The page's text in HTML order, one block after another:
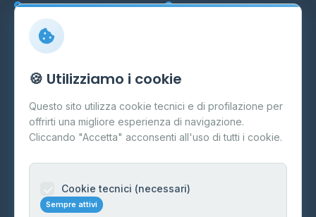
Marche Veneto
Info
Cos'è il GPL
FAQ
Contatti
Informazioni legali
🍪 Utilizziamo i cookie
Questo sito utilizza cookie tecnici e di profilazione per
offrirti una migliore esperienza di navigazione.
Cliccando "Accetta" acconsenti all'uso di tutti i cookie.
Cookie tecnici (necessari)
Sempre attivi